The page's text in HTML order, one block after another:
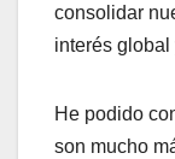
consolidar
interés
He podido
son mucho